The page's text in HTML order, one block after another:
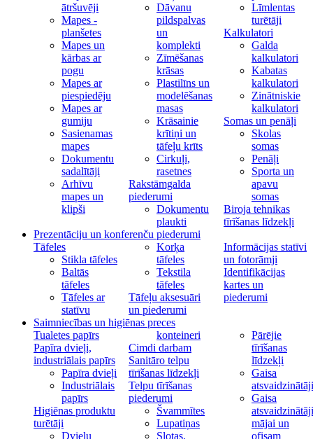
ātršuvēji
Mapes -
planšetes
Mapes un
kārbas ar
pogu
Mapes ar
piespiedēju
Mapes ar
gumiju
Sasienamas
mapes
Dokumentu
sadalītāji
Arhīvu
mapes un
klipši
Dāvanu
pildspalvas
un
komplekti
Zīmēšanas
krāsas
Plastilīns un
modelēšanas
masas
Krāsainie
krītiņi un
tāfeļu krīts
Cirkuļi,
rasetnes
Rakstāmgalda
piederumi
Dokumentu
plaukti
Līmlentas
turētāji
Kalkulatori
Galda
kalkulatori
Kabatas
kalkulatori
Zinātniskie
kalkulatori
Somas un penāļi
Skolas
somas
Penāļi
Sporta un
apavu
somas
Biroja tehnikas
tīrīšanas līdzekļi
Prezentāciju un konferenču piederumi
Tāfeles
Stikla tāfeles
Baltās
tāfeles
Tāfeles ar
statīvu
Korķa
tāfeles
Tekstila
tāfeles
Tāfeļu aksesuāri
un piederumi
Informācijas statīvi
un fotorāmji
Identifikācijas
kartes un
piederumi
Saimniecības un higiēnas preces
Tualetes papīrs
Papīra dvieļi,
industriālais papīrs
Papīra dvieļi
Industriālais
papīrs
Higiēnas produktu
turētāji
Dvieļu
konteineri
Cimdi darbam
Sanitāro telpu
tīrīšanas līdzekļi
Telpu tīrīšanas
piederumi
Švammītes
Lupatiņas
Slotas,
Pārējie
tīrīšanas
līdzekļi
Gaisa
atsvaidzinātāji
Gaisa
atsvaidzinātāji
mājai un
ofisam